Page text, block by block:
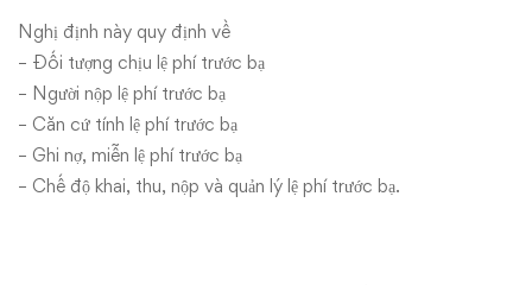
phí
trước
bạ
Nghị định này quy định về
– Đối tượng chịu lệ phí trước bạ
– Người nộp lệ phí trước bạ
– Căn cứ tính lệ phí trước bạ
– Ghi nợ, miễn lệ phí trước bạ
– Chế độ khai, thu, nộp và quản lý lệ phí trước bạ.